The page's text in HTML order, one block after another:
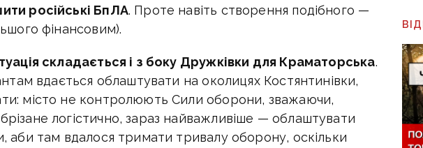
російські БпЛА. Проте навіть створення подібного —
фінансовим).
складається і з боку Дружківки для Краматорська.
вдається облаштувати на околицях Костянтинівки,
місто не контролюють Сили оборони, зважаючи,
логістично, зараз найважливіше — облаштувати
аби там вдалося тримати тривалу оборону, оскільки